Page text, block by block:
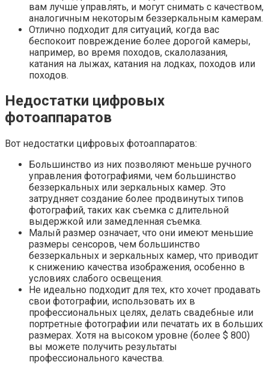
вам лучше управлять, и могут снимать с качеством,
аналогичным некоторым беззеркальным камерам.
Отлично подходит для ситуаций, когда вас
беспокоит повреждение более дорогой камеры,
например, во время походов, скалолазания,
катания на лыжах, катания на лодках, походов или
походов.
Недостатки цифровых
фотоаппаратов
Вот недостатки цифровых фотоаппаратов:
Большинство из них позволяют меньше ручного
управления фотографиями, чем большинство
беззеркальных или зеркальных камер. Это
затрудняет создание более продвинутых типов
фотографий, таких как съемка с длительной
выдержкой или замедленная съемка.
Малый размер означает, что они имеют меньшие
размеры сенсоров, чем большинство
беззеркальных и зеркальных камер, что приводит
к снижению качества изображения, особенно в
условиях слабого освещения.
Не идеально подходит для тех, кто хочет продавать
свои фотографии, использовать их в
профессиональных целях, делать свадебные или
портретные фотографии или печатать их в больших
размерах. Хотя на высоком уровне (более $ 800)
вы можете получить результаты
профессионального качества.